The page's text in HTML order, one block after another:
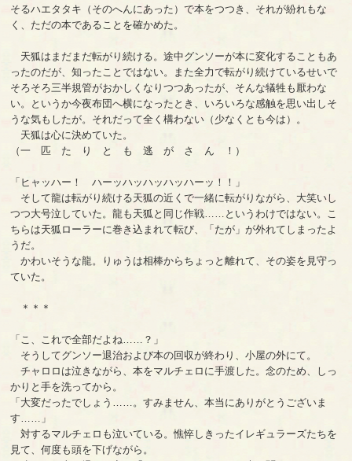
そるハエタタキ（そのへんにあった）で本をつつき、それが紛れもな
く、ただの本であることを確かめた。
天狐はまだまだ転がり続ける。途中グンソーが本に変化することもあ
ったのだが、知ったことではない。また全力で転がり続けているせいで
そろそろ三半規管がおかしくなりつつあったが、そんな犠牲も厭わな
い。というか今夜布団へ横になったとき、いろいろな感触を思い出しそ
うな気もしたが。それだって全く構わない（少なくとも今は）。
天狐は心に決めていた。
（一 匹 た り と も 逃 が さ ん ！）
「ヒャッハー！ ハーッハッハッハッハーッ！！」
そして龍は転がり続ける天狐の近くで一緒に転がりながら、大笑いし
つつ大号泣していた。龍も天狐と同じ作戦……というわけではない。こ
ちらは天狐ローラーに巻き込まれて転び、「たが」が外れてしまったよ
うだ。
かわいそうな龍。りゅうは相棒からちょっと離れて、その姿を見守っ
ていた。
＊＊＊
「こ、これで全部だよね……？」
そうしてグンソー退治および本の回収が終わり、小屋の外にて。
チャロロは泣きながら、本をマルチェロに手渡した。念のため、しっ
かりと手を洗ってから。
「大変だったでしょう……。すみません、本当にありがとうございま
す……」
対するマルチェロも泣いている。憔悴しきったイレギュラーズたちを
見て、何度も頭を下げながら。